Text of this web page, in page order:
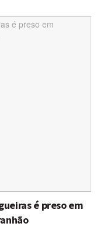
é preso em